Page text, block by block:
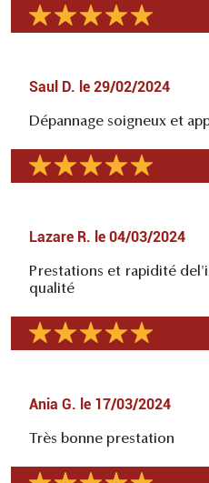
Saul D. le 29/02/2024
Dépannage soigneux et
Lazare R. le 04/03/2024
Prestations et rapidité
qualité
Ania G. le 17/03/2024
Très bonne prestation